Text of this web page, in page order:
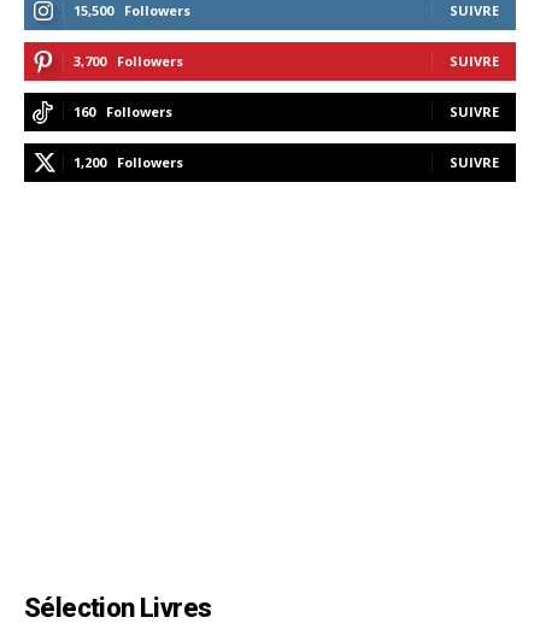
15,500 Followers SUIVRE
3,700 Followers SUIVRE
160 Followers SUIVRE
1,200 Followers SUIVRE
Sélection Livres